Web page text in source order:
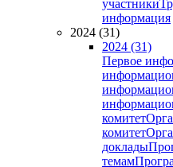
участники
информация
2024 (31)
2024 (31)
Первое
комитет
комитет
доклады
темам